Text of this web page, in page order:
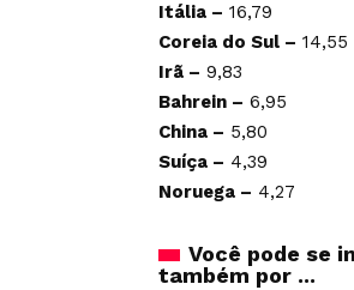
Itália – 16,79
Coreia do Sul – 14,55
Irã – 9,83
Bahrein – 6,95
China – 5,80
Suíça – 4,39
Noruega – 4,27
Você pode se
também por ...